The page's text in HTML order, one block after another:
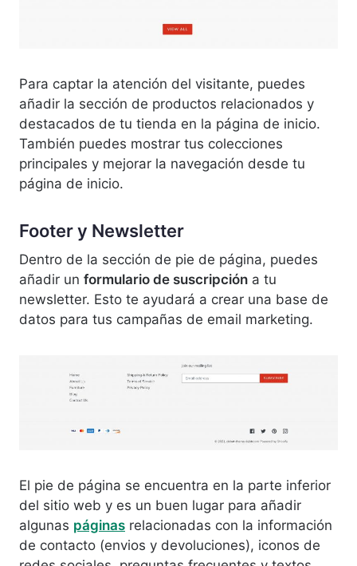
Para captar la atención del visitante, puedes
añadir la sección de productos relacionados y
destacados de tu tienda en la página de inicio.
También puedes mostrar tus colecciones
principales y mejorar la navegación desde tu
página de inicio.
Footer y Newsletter
Dentro de la sección de pie de página, puedes
añadir un formulario de suscripción a tu
newsletter. Esto te ayudará a crear una base de
datos para tus campañas de email marketing.
El pie de página se encuentra en la parte inferior
del sitio web y es un buen lugar para añadir
algunas páginas relacionadas con la información
de contacto (envios y devoluciones), iconos de